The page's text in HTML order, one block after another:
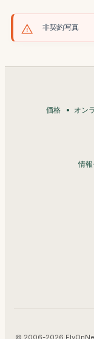
非契約写真
価格 オン
情
© 2006-2026